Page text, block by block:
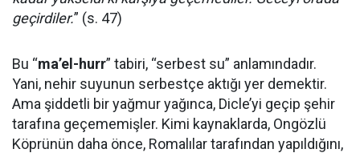
geçirdiler.” (s. 47)
Bu “ma’el-hurr” tabiri, “serbest su” anlamındadır.
Yani, nehir suyunun serbestçe aktığı yer demektir.
Ama şiddetli bir yağmur yağınca, Dicle’yi geçip şehir
tarafına geçememişler. Kimi kaynaklarda, Ongözlü
Köprünün daha önce, Romalılar tarafından yapıldığını,